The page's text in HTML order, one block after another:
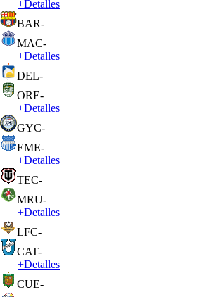
+Detalles
BAR-
MAC-
+Detalles
DEL-
ORE-
+Detalles
GYC-
EME-
+Detalles
TEC-
MRU-
+Detalles
LFC-
CAT-
+Detalles
CUE-